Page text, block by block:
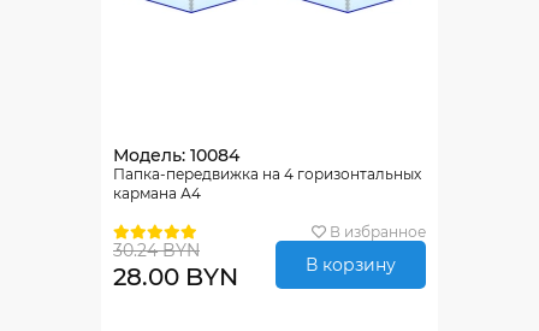
Модель: 10084
Папка-передвижка на 4 горизонтальных
кармана А4
В избранное
30.24 BYN
28.00 BYN В корзину